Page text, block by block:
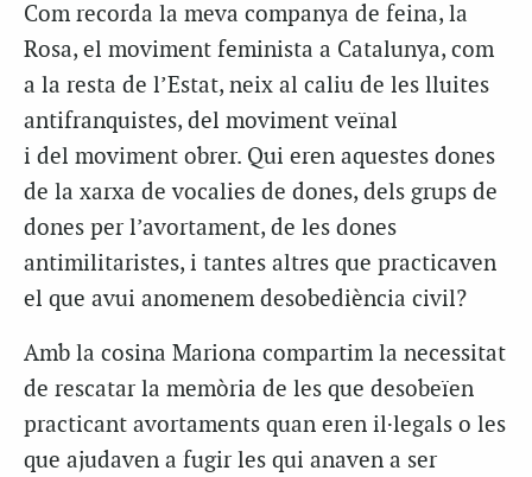
Com recorda la meva companya de feina, la
Rosa, el moviment feminista a Catalunya, com
a la resta de l’Estat, neix al caliu de les lluites
antifranquistes, del moviment veïnal
i del moviment obrer. Qui eren aquestes dones
de la xarxa de vocalies de dones, dels grups de
dones per l’avortament, de les dones
antimilitaristes, i tantes altres que practicaven
el que avui anomenem desobediència civil?
Amb la cosina Mariona compartim la necessitat
de rescatar la memòria de les que desobeïen
practicant avortaments quan eren il·legals o les
que ajudaven a fugir les qui anaven a ser